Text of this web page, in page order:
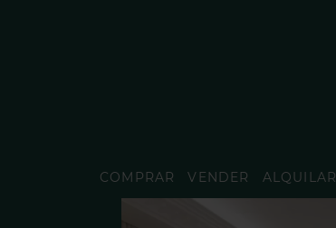
COMPRAR VENDER ALQUILAR